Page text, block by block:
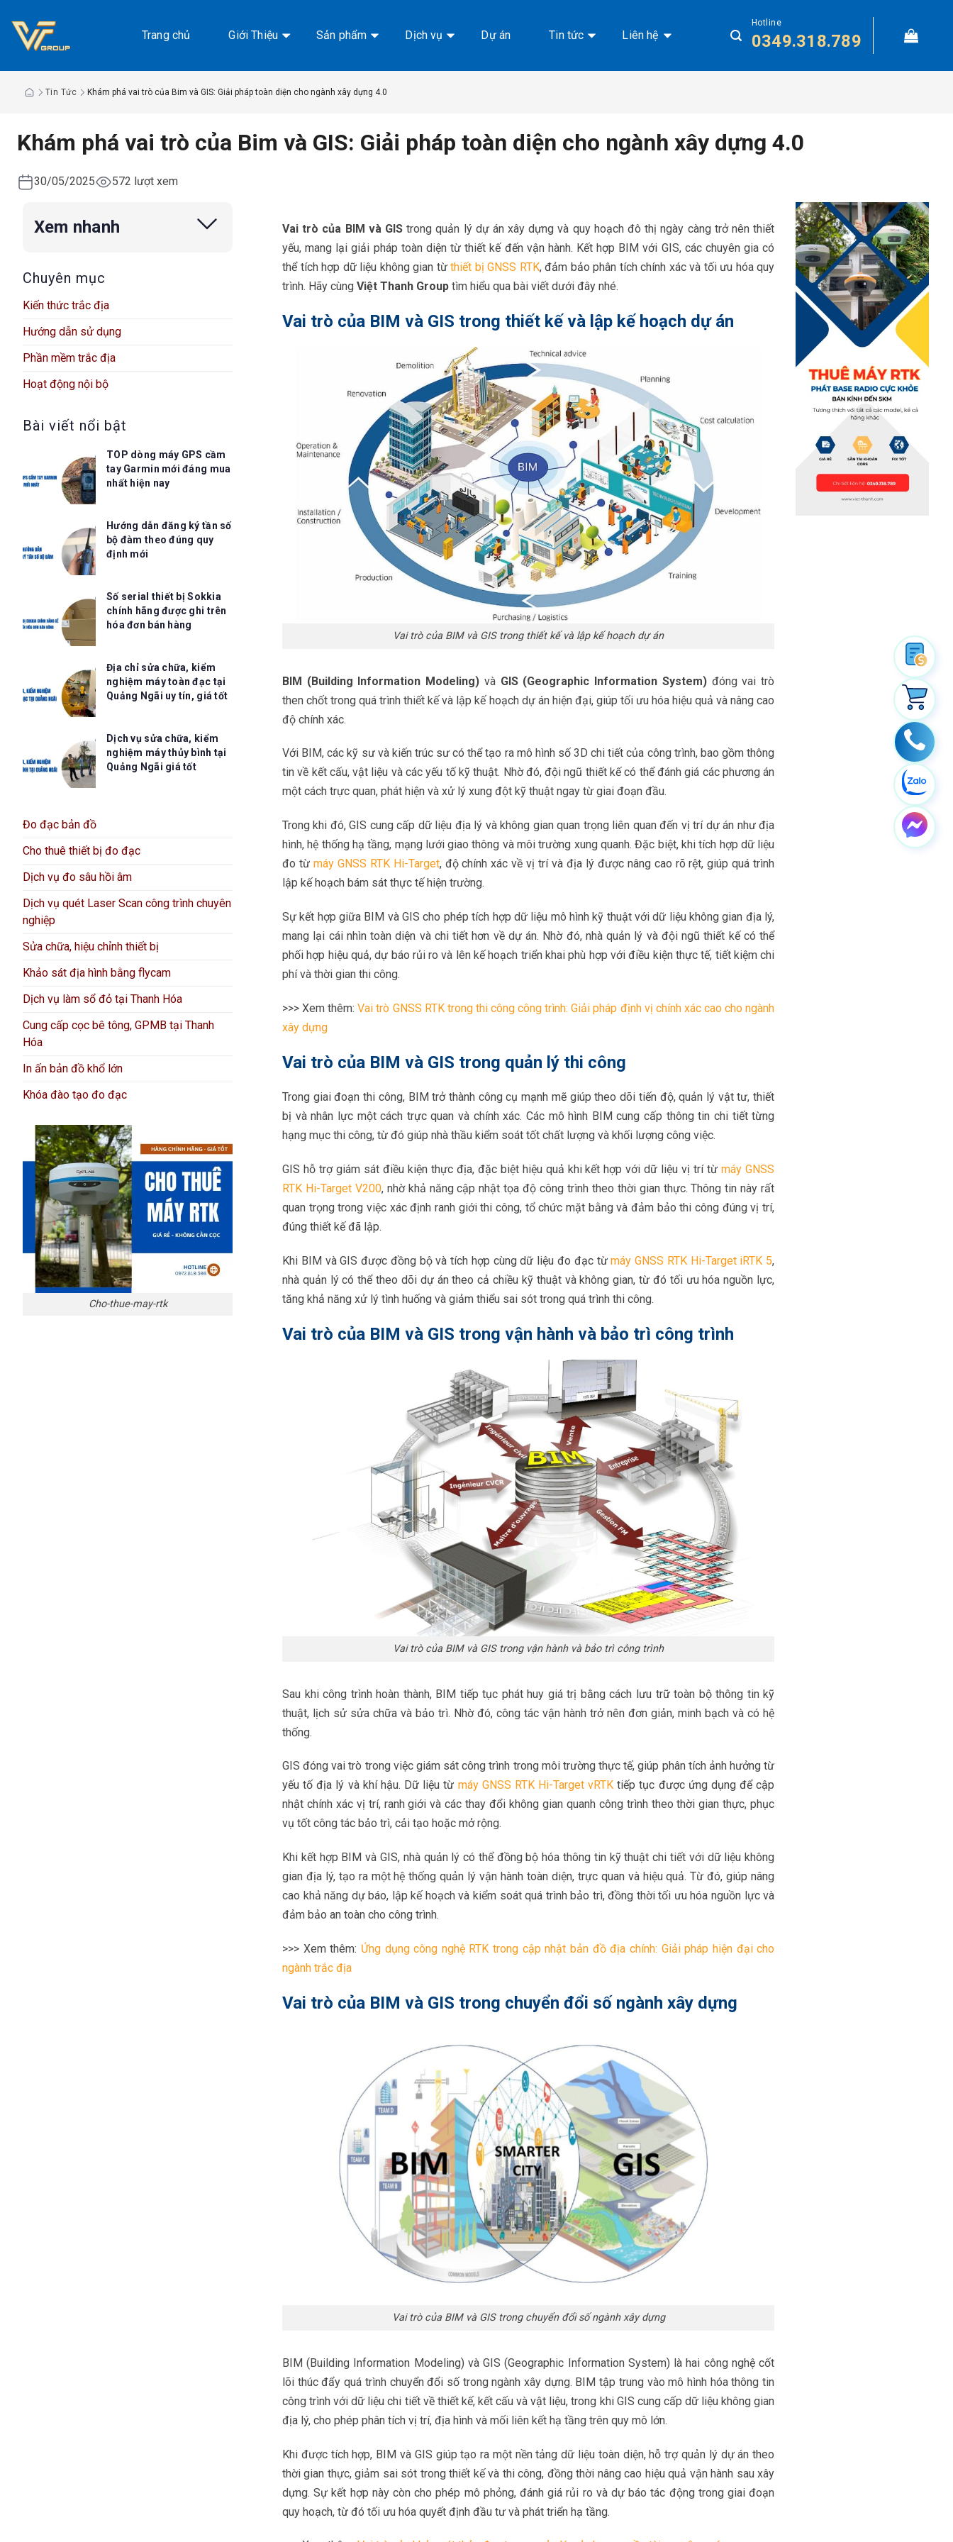
đến
Trang chủ Giới Thiệu Sản phẩm Dịch vụ Dự án Tin tức Liên hệ
Hotline
0349.318.789
Tin Tức Khám phá vai trò của Bim và GIS: Giải pháp toàn diện cho ngành xây dựng 4.0
Khám phá vai trò của Bim và GIS: Giải pháp toàn diện cho ngành xây dựng 4.0
30/05/2025 572 lượt xem
Xem nhanh
Chuyên mục
Kiến thức trắc địa
Hướng dẫn sử dụng
Phần mềm trắc địa
Hoạt động nội bộ
Bài viết nổi bật
TOP dòng máy GPS cầm
tay Garmin mới đáng mua
nhất hiện nay
Hướng dẫn đăng ký tần số
bộ đàm theo đúng quy
định mới
Số serial thiết bị Sokkia
chính hãng được ghi trên
hóa đơn bán hàng
Địa chỉ sửa chữa, kiểm
nghiệm máy toàn đạc tại
Quảng Ngãi uy tín, giá tốt
Dịch vụ sửa chữa, kiểm
nghiệm máy thủy bình tại
Quảng Ngãi giá tốt
Đo đạc bản đồ
Cho thuê thiết bị đo đạc
Dịch vụ đo sâu hồi âm
Dịch vụ quét Laser Scan công trình chuyên
nghiệp
Sửa chữa, hiệu chỉnh thiết bị
Khảo sát địa hình bằng flycam
Dịch vụ làm sổ đỏ tại Thanh Hóa
Cung cấp cọc bê tông, GPMB tại Thanh
Hóa
In ấn bản đồ khổ lớn
Khóa đào tạo đo đạc
Cho-thue-may-rtk
Vai trò của BIM và GIStrong quản lý dự án xây dựng và quy hoạch đô thị ngày càng trở nên thiết
yếu, mang lại giải pháp toàn diện từ thiết kế đến vận hành. Kết hợp BIM với GIS, các chuyên gia có
thể tích hợp dữ liệu không gian từthiết bị GNSS RTK, đảm bảo phân tích chính xác và tối ưu hóa quy
trình. Hãy cùng Việt Thanh Group tìm hiểu qua bài viết dưới đây nhé.
Vai trò của BIM và GIS trong thiết kế và lập kế hoạch dự án
Vai trò của BIM và GIS trong thiết kế và lập kế hoạch dự án
BIM (Building Information Modeling) và GIS (Geographic Information System)đóng vai trò
then chốt trong quá trình thiết kế và lập kế hoạch dự án hiện đại, giúp tối ưu hóa hiệu quả và nâng cao
độ chính xác.
Với BIM, các kỹ sư và kiến trúc sư có thể tạo ra mô hình số 3D chi tiết của công trình, bao gồm thông
tin về kết cấu, vật liệu và các yếu tố kỹ thuật. Nhờ đó, đội ngũ thiết kế có thể đánh giá các phương án
một cách trực quan, phát hiện và xử lý xung đột kỹ thuật ngay từ giai đoạn đầu.
Trong khi đó, GIS cung cấp dữ liệu địa lý và không gian quan trọng liên quan đến vị trí dự án như địa
hình, hệ thống hạ tầng, mạng lưới giao thông và môi trường xung quanh. Đặc biệt, khi tích hợp dữ liệu
đo từ máy GNSS RTK Hi-Target, độ chính xác về vị trí và địa lý được nâng cao rõ rệt, giúp quá trình
lập kế hoạch bám sát thực tế hiện trường.
Sự kết hợp giữa BIM và GIS cho phép tích hợp dữ liệu mô hình kỹ thuật với dữ liệu không gian địa lý,
mang lại cái nhìn toàn diện và chi tiết hơn về dự án. Nhờ đó, nhà quản lý và đội ngũ thiết kế có thể
phối hợp hiệu quả, dự báo rủi ro và lên kế hoạch triển khai phù hợp với điều kiện thực tế, tiết kiệm chi
phí và thời gian thi công.
>>> Xem thêm:Vai trò GNSS RTK trong thi công công trình: Giải pháp định vị chính xác cao cho ngành
xây dựng
Vai trò của BIM và GIS trong quản lý thi công
Trong giai đoạn thi công, BIM trở thành công cụ mạnh mẽ giúp theo dõi tiến độ, quản lý vật tư, thiết
bị và nhân lực một cách trực quan và chính xác. Các mô hình BIM cung cấp thông tin chi tiết từng
hạng mục thi công, từ đó giúp nhà thầu kiểm soát tốt chất lượng và khối lượng công việc.
GIS hỗ trợ giám sát điều kiện thực địa, đặc biệt hiệu quả khi kết hợp với dữ liệu vị trí từmáy GNSS
RTK Hi-Target V200, nhờ khả năng cập nhật tọa độ công trình theo thời gian thực. Thông tin này rất
quan trọng trong việc xác định ranh giới thi công, tổ chức mặt bằng và đảm bảo thi công đúng vị trí,
đúng thiết kế đã lập.
Khi BIM và GIS được đồng bộ và tích hợp cùng dữ liệu đo đạc từmáy GNSS RTK Hi-Target iRTK 5,
nhà quản lý có thể theo dõi dự án theo cả chiều kỹ thuật và không gian, từ đó tối ưu hóa nguồn lực,
tăng khả năng xử lý tình huống và giảm thiểu sai sót trong quá trình thi công.
Vai trò của BIM và GIS trong vận hành và bảo trì công trình
Vai trò của BIM và GIS trong vận hành và bảo trì công trình
Sau khi công trình hoàn thành, BIM tiếp tục phát huy giá trị bằng cách lưu trữ toàn bộ thông tin kỹ
thuật, lịch sử sửa chữa và bảo trì. Nhờ đó, công tác vận hành trở nên đơn giản, minh bạch và có hệ
thống.
GIS đóng vai trò trong việc giám sát công trình trong môi trường thực tế, giúp phân tích ảnh hưởng từ
yếu tố địa lý và khí hậu. Dữ liệu từ máy GNSS RTK Hi-Target vRTK tiếp tục được ứng dụng để cập
nhật chính xác vị trí, ranh giới và các thay đổi không gian quanh công trình theo thời gian thực, phục
vụ tốt công tác bảo trì, cải tạo hoặc mở rộng.
Khi kết hợp BIM và GIS, nhà quản lý có thể đồng bộ hóa thông tin kỹ thuật chi tiết với dữ liệu không
gian địa lý, tạo ra một hệ thống quản lý vận hành toàn diện, trực quan và hiệu quả. Từ đó, giúp nâng
cao khả năng dự báo, lập kế hoạch và kiểm soát quá trình bảo trì, đồng thời tối ưu hóa nguồn lực và
đảm bảo an toàn cho công trình.
>>> Xem thêm: Ứng dụng công nghệ RTK trong cập nhật bản đồ địa chính: Giải pháp hiện đại cho
ngành trắc địa
Vai trò của BIM và GIS trong chuyển đổi số ngành xây dựng
Vai trò của BIM và GIS trong chuyển đổi số ngành xây dựng
BIM (Building Information Modeling) và GIS (Geographic Information System) là hai công nghệ cốt
lõi thúc đẩy quá trình chuyển đổi số trong ngành xây dựng. BIM tập trung vào mô hình hóa thông tin
công trình với dữ liệu chi tiết về thiết kế, kết cấu và vật liệu, trong khi GIS cung cấp dữ liệu không gian
địa lý, cho phép phân tích vị trí, địa hình và mối liên kết hạ tầng trên quy mô lớn.
Khi được tích hợp, BIM và GIS giúp tạo ra một nền tảng dữ liệu toàn diện, hỗ trợ quản lý dự án theo
thời gian thực, giảm sai sót trong thiết kế và thi công, đồng thời nâng cao hiệu quả vận hành sau xây
dựng. Sự kết hợp này còn cho phép mô phỏng, đánh giá rủi ro và dự báo tác động trong giai đoạn
quy hoạch, từ đó tối ưu hóa quyết định đầu tư và phát triển hạ tầng.